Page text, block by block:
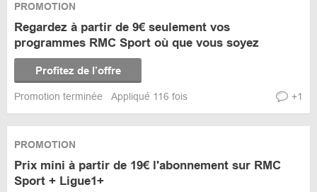
PROMOTION
Regardez à partir de 9€ seulement vos
programmes RMC Sport où que vous soyez
Profitez de l’offre
Promotion terminée Appliqué 116 fois +1
PROMOTION
Prix mini à partir de 19€ l'abonnement sur RMC
Sport + Ligue1+